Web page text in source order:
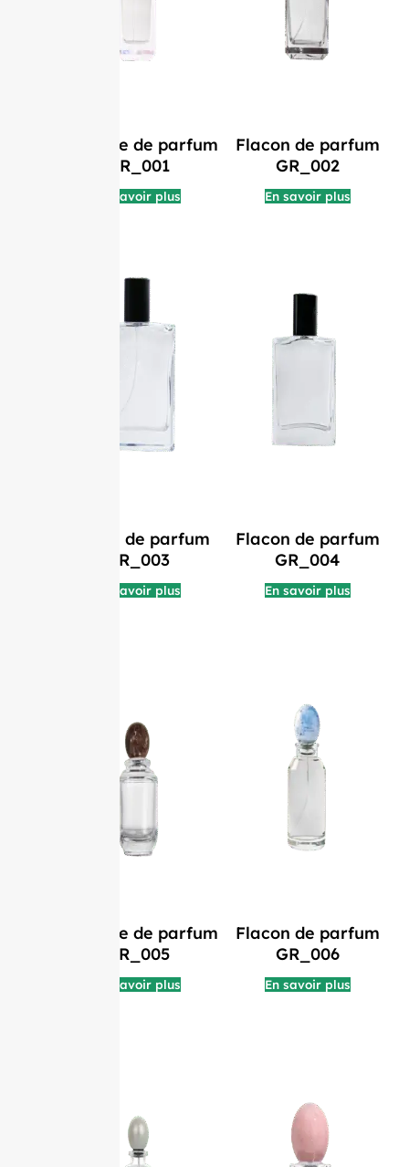
Bouteille de parfum
GR_001
En savoir plus
Flacon de parfum
GR_002
En savoir plus
Flacon de parfum
GR_003
En savoir plus
Flacon de parfum
GR_004
En savoir plus
Bouteille de parfum
GR_005
En savoir plus
Flacon de parfum
GR_006
En savoir plus